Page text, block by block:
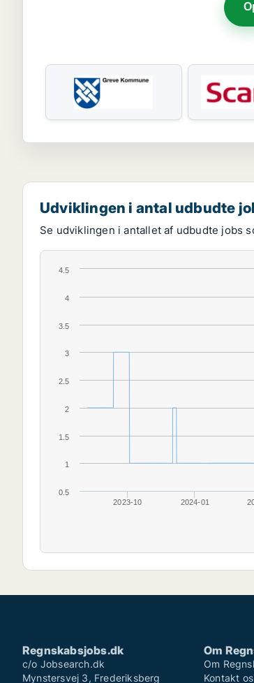
Udviklingen i antal udbudte
Se udviklingen i antallet af udbudte jobs
2023-10 2024-01
0.5
1
1.5
2
2.5
3
3.5
4
4.5
Regnskabsjobs.dk
c/o Jobsearch.dk
Mynstersvej 3, Frederiksberg
Om
Om
Kontakt os